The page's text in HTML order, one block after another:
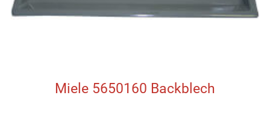
Miele 5650160 Backblech